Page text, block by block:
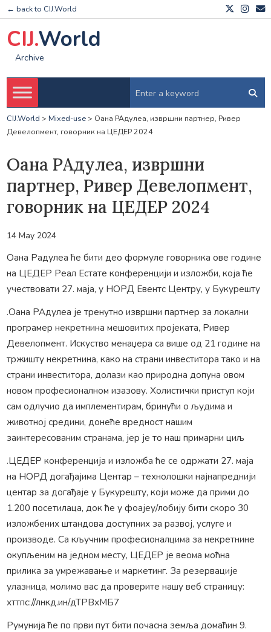
← back to CIJ.World
CIJ.World
Archive
CIJ.World > Mixed-use> Оана РАдулеа, извршни партнер, Ривер
Девелопмент, говорник на ЦЕДЕР 2024
Оана РАдулеа, извршни
партнер, Ривер Девелопмент,
говорник на ЦЕДЕР 2024
14 May 2024
Оана Радулеа ће бити део формуле говорника ове године
на ЦЕДЕР Реал Естате конференцији и изложби, која ће
учествовати 27. маја, у НОРД Евентс Центру, у Букурешту
.Оана РАдулеа је тренутно извршни партнер за локални
програмер некретнина мешовитих пројеката, Ривер
Девелопмент. Искуство менаџера са више од 21 године на
тржишту некретнина, како на страни инвеститора тако и на
страни инвеститора, долази као природна допуна овом
новом професионалном изазову. Холистички приступ који
сам одлучио да имплементирам, бринући о људима и
животној средини, донеће вредност нашим
заинтересованим странама, јер је то наш примарни циљ
.ЦЕДЕР конференција и изложба ће се одржати 27. маја
на НОРД догађајима Центар – технолошки најнапреднији
центар за догађаје у Букурешту, који може да прими до
1.200 посетилаца, док ће у фоајеу/лобију бити скоро 30
изложбених штандова доступних за развој, услуге и
производе. Са кључним професионалцима за некретнине
окупљеним на једном месту, ЦЕДЕР је веома моћна
прилика за умрежавање и маркетинг. За резервације
улазница, молимо вас да проверите нашу веб страницу:
хттпс://лнкд.ин/дТРВхМБ7
Румунија ће по први пут бити почасна земља домаћин 9.